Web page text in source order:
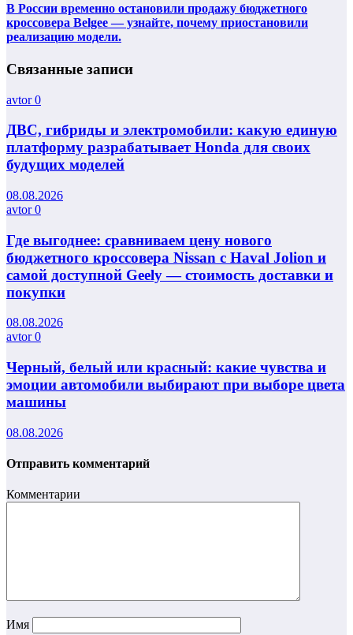
В России временно остановили продажу бюджетного
кроссовера Belgee — узнайте, почему приостановили
реализацию модели.
Связанные записи
avtor0
ДВС, гибриды и электромобили: какую единую
платформу разрабатывает Honda для своих
будущих моделей
08.08.2026
avtor0
Где выгоднее: сравниваем цену нового
бюджетного кроссовера Nissan с Haval Jolion и
самой доступной Geely — стоимость доставки и
покупки
08.08.2026
avtor0
Черный, белый или красный: какие чувства и
эмоции автомобили выбирают при выборе цвета
машины
08.08.2026
Отправить комментарий
Комментарии
Имя